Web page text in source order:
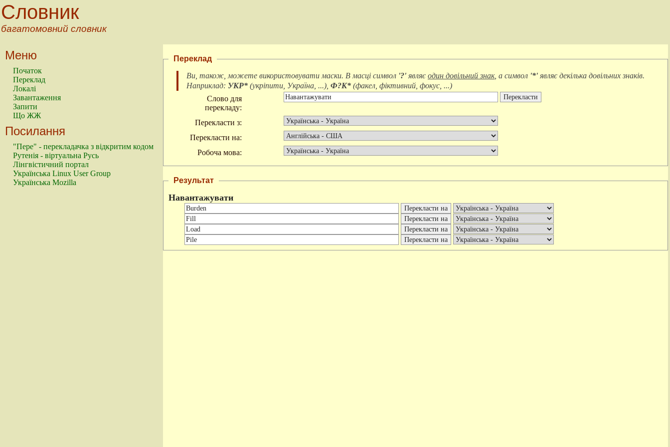
Словник
багатомовний словник
Меню
Початок
Переклад
Локалі
Завантаження
Запити
Що ЖЖ
Посилання
"Пере" - перекладачка з відкритим кодом
Рутенія - віртуальна Русь
Лінгвістичний портал
Українська Linux User Group
Українська Mozilla
Переклад
Ви, також, можете використовувати маски. В масці символ '?' являє один довільний знак, а символ '*' являє декілька довільних знаків.
Наприклад: УКР* (укріпити, Україна, ...), Ф?К* (факел, фіктивний, фокус, ...)
Слово для
перекладу:
Перекласти з:
Перекласти на:
Робоча мова:
Результат
Навантажувати